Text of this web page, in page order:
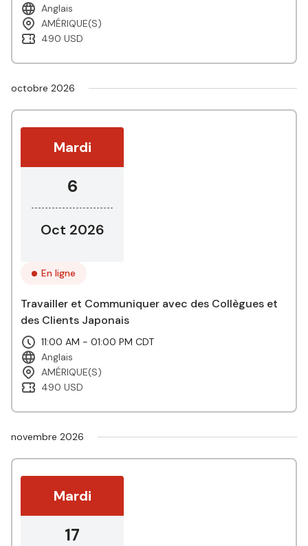
Anglais
AMÉRIQUE(S)
490 USD
octobre 2026
Mardi
6
Oct 2026
En ligne
Travailler et Communiquer avec des Collègues et
des Clients Japonais
11:00 AM - 01:00 PM CDT
Anglais
AMÉRIQUE(S)
490 USD
novembre 2026
Mardi
17